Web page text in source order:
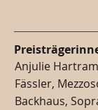
Anjulie
Fässler,
Backhaus,